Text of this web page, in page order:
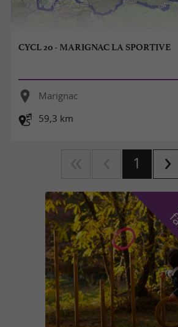
CYCL 20 - MARIGNAC LA SPORTIVE
Marignac
59,3 km
1